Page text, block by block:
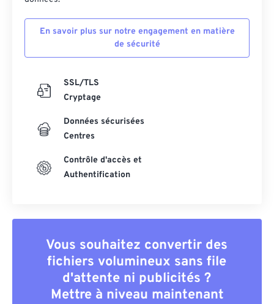
En savoir plus sur notre engagement en matière
de sécurité
SSL/TLS
Cryptage
Données sécurisées
Centres
Contrôle d'accès et
Authentification
Vous souhaitez convertir des
fichiers volumineux sans file
d'attente ni publicités ?
Mettre à niveau maintenant